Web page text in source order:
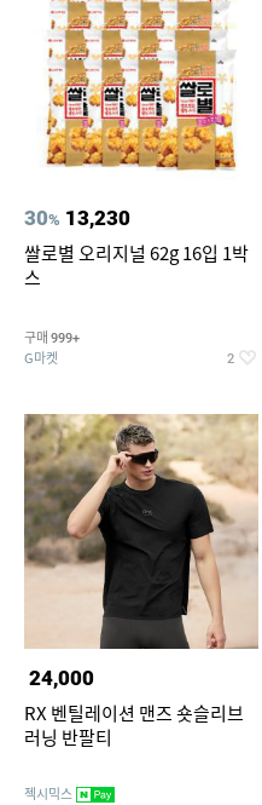
30% 13,230
쌀로별 오리지널 62g 16입 1박
스
구매 999+
G마켓 2
24,000
RX 벤틸레이션 맨즈 숏슬리브
러닝 반팔티
젝시믹스